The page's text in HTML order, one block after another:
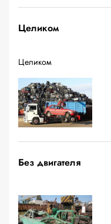
Целиком
Целиком
Без двигателя